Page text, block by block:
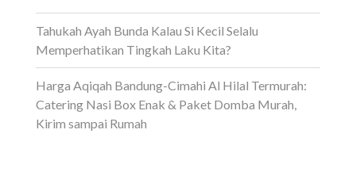
Tahukah Ayah Bunda Kalau Si Kecil Selalu
Memperhatikan Tingkah Laku Kita?
Harga Aqiqah Bandung-Cimahi Al Hilal Termurah:
Catering Nasi Box Enak & Paket Domba Murah,
Kirim sampai Rumah